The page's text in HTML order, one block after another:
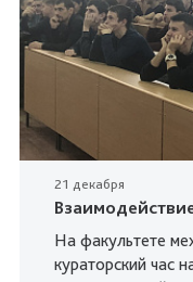
21 декабря
На факультете
кураторский час